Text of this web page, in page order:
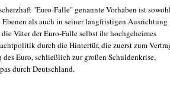
"Euro-Falle" genannte Vorhaben ist
als auch in seiner langfristigen Ausrichtung
Väter der Euro-Falle selbst ihr hochgeheimes
durch die Hintertür, die zuerst zum
Euro, schließlich zur großen Schuldenkrise,
durch Deutschland.